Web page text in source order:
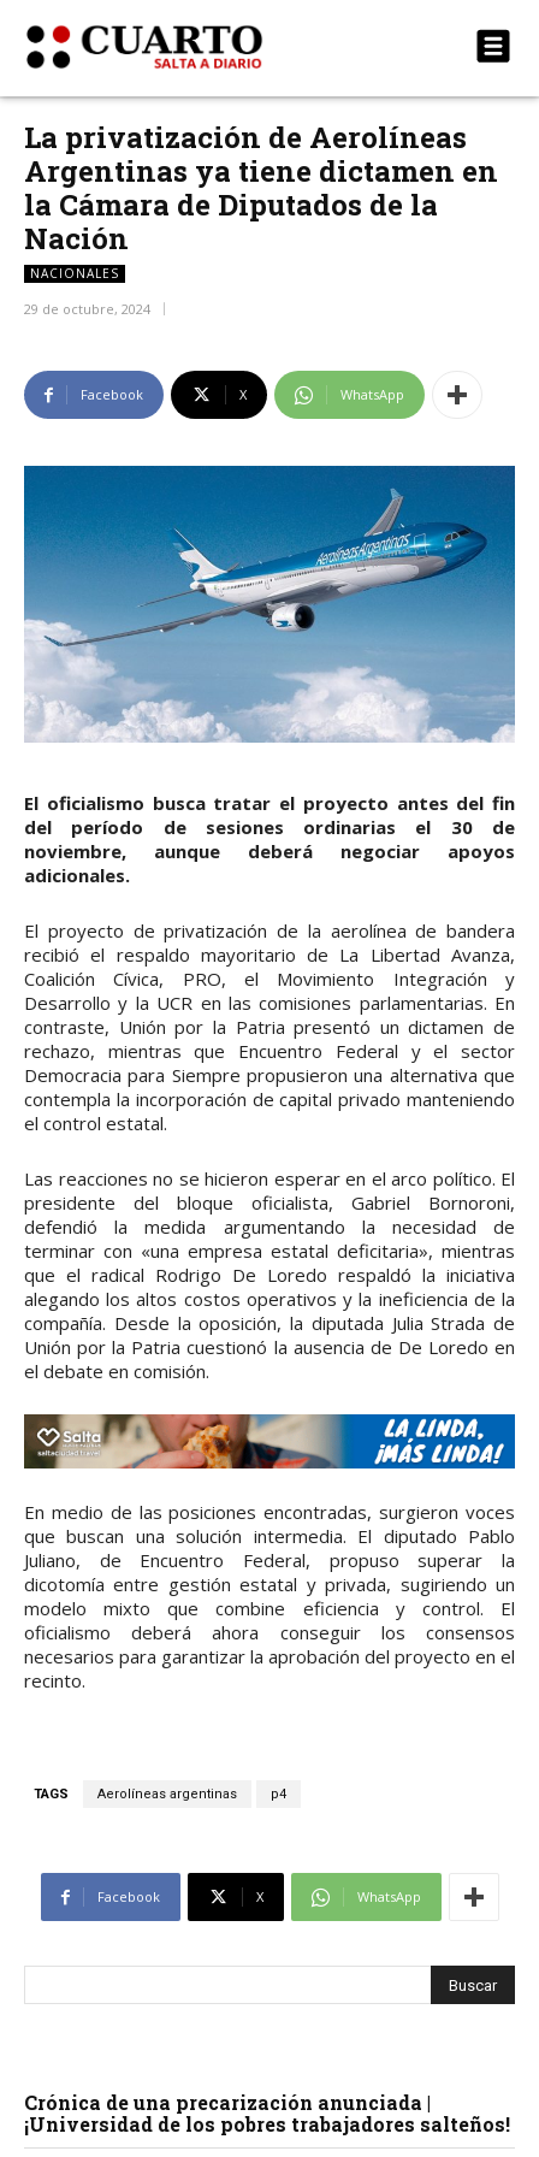
La privatización de Aerolíneas
Argentinas ya tiene dictamen en
la Cámara de Diputados de la
Nación
NACIONALES
29 de octubre, 2024
Facebook X WhatsApp
El oficialismo busca tratar el proyecto antes del fin
del período de sesiones ordinarias el 30 de
noviembre, aunque deberá negociar apoyos
adicionales.
El proyecto de privatización de la aerolínea de bandera
recibió el respaldo mayoritario de La Libertad Avanza,
Coalición Cívica, PRO, el Movimiento Integración y
Desarrollo y la UCR en las comisiones parlamentarias. En
contraste, Unión por la Patria presentó un dictamen de
rechazo, mientras que Encuentro Federal y el sector
Democracia para Siempre propusieron una alternativa que
contempla la incorporación de capital privado manteniendo
el control estatal.
Las reacciones no se hicieron esperar en el arco político. El
presidente del bloque oficialista, Gabriel Bornoroni,
defendió la medida argumentando la necesidad de
terminar con «una empresa estatal deficitaria», mientras
que el radical Rodrigo De Loredo respaldó la iniciativa
alegando los altos costos operativos y la ineficiencia de la
compañía. Desde la oposición, la diputada Julia Strada de
Unión por la Patria cuestionó la ausencia de De Loredo en
el debate en comisión.
En medio de las posiciones encontradas, surgieron voces
que buscan una solución intermedia. El diputado Pablo
Juliano, de Encuentro Federal, propuso superar la
dicotomía entre gestión estatal y privada, sugiriendo un
modelo mixto que combine eficiencia y control. El
oficialismo deberá ahora conseguir los consensos
necesarios para garantizar la aprobación del proyecto en el
recinto.
TAGS Aerolíneas argentinas p4
Facebook X WhatsApp
Crónica de una precarización anunciada |
¡Universidad de los pobres trabajadores salteños!